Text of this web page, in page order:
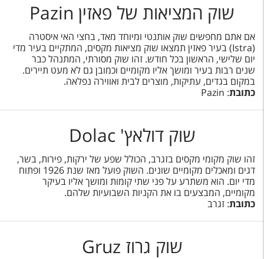
שוק המציאות של פאזין Pazin
אם אתם מחפשים שוק אותנטי ומיוחד מאד, בחצי האי איסטרה
(Istra) בעיר פאזין תמצאו שוק מציאות מקסים, המתקיים בעיר מדי
יום שלישי, הראשון בכל חודש. זהו שוק מסורתי, המתנהל כבר
שנים רבות בעיר ומושך אליו מקומיים וכמובן גם לא מעט תיירים.
במקום בגדים, עתיקות, מוצרים לבית ואווירה נפלאה.
כתובת: Pazin
שוק דולאץ' Dolac
זהו שוק מקומי מקסים בזגרב, הכולל שפע של ירקות, פירות, בשר,
דגים ומאכלים מקומיים שונים. השוק פועל מאז שנת 1926 ופתוח
מדי יום. הוא משתרע על פני שתי קומות ומושך אליו בעיקר
מקומיים, המבצעים בו את הקניות השבועיות שלהם.
כתובת: זגרב
שוק גרוז Gruz